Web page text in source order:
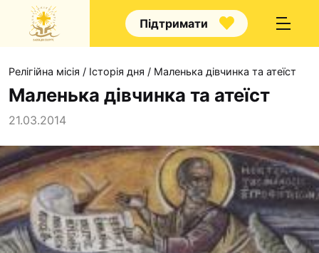
Підтримати
Про нас
Капелани
Волонтерство
Наші напрямки
Наш покровитель
Релігійна місія / Історія дня / Маленька дівчинка та атеїст
Маленька дівчинка та атеїст
21.03.2014